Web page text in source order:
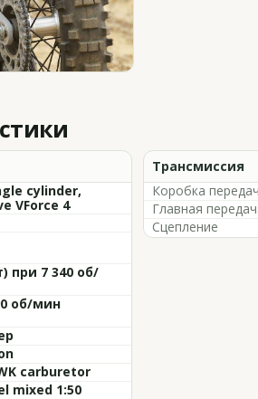
cylinder,
VForce 4
при 7 340 об/
об/мин
carburetor
mixed 1:50
Трансмиссия
Коробка передач
Главная
Сцепление